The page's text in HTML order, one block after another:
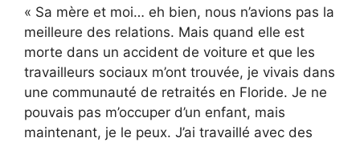
« Sa mère et moi… eh bien, nous n’avions pas la
meilleure des relations. Mais quand elle est
morte dans un accident de voiture et que les
travailleurs sociaux m’ont trouvée, je vivais dans
une communauté de retraités en Floride. Je ne
pouvais pas m’occuper d’un enfant, mais
maintenant, je le peux. J’ai travaillé avec des